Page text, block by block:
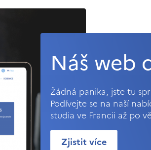
Náš web
Žádná panika, jste tu
Podívejte se na naší
studia ve Francii až po
Zjistit více